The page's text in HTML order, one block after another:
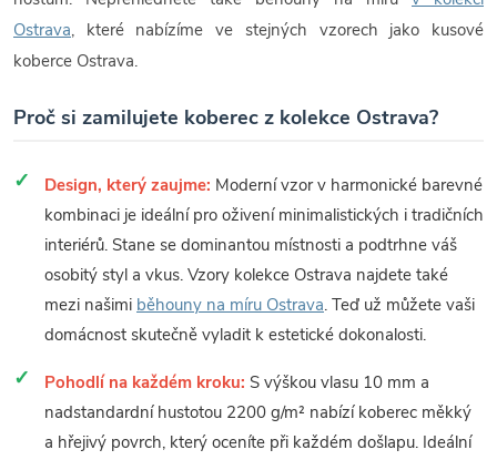
Ostrava, které nabízíme ve stejných vzorech jako kusové
koberce Ostrava.
Proč si zamilujete koberec z kolekce Ostrava?
Design, který zaujme: Moderní vzor v harmonické barevné
kombinaci je ideální pro oživení minimalistických i tradičních
interiérů. Stane se dominantou místnosti a podtrhne váš
osobitý styl a vkus. Vzory kolekce Ostrava najdete také
mezi našimi běhouny na míru Ostrava. Teď už můžete vaši
domácnost skutečně vyladit k estetické dokonalosti.
Pohodlí na každém kroku: S výškou vlasu 10 mm a
nadstandardní hustotou 2200 g/m² nabízí koberec měkký
a hřejivý povrch, který oceníte při každém došlapu. Ideální